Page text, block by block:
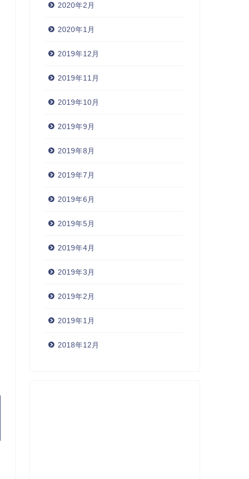
2020年2月
2020年1月
2019年12月
2019年11月
2019年10月
2019年9月
2019年8月
2019年7月
2019年6月
2019年5月
2019年4月
2019年3月
2019年2月
2019年1月
2018年12月